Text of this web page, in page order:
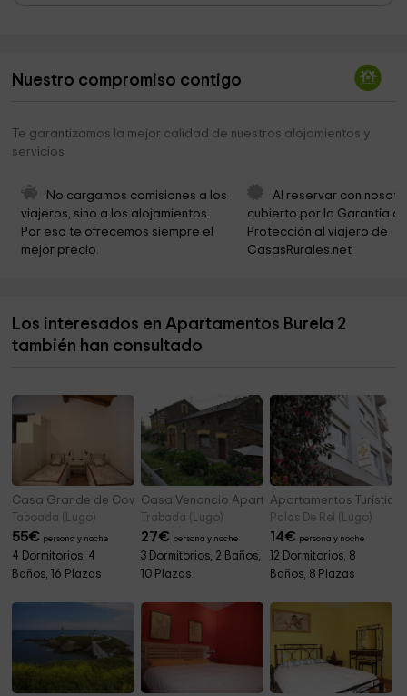
Parroquial de S. Román de Vilaestrofe 3,2 km
Paseo Dos Namorados
Casa da Administración
Museo Histórico De Sargadelos
Iglesia Cervo 4,1 km
Ayto. Cervo 4,2 km
Nuestro compromiso contigo
Te garantizamos la mejor calidad de nuestros alojamientos y
servicios
No cargamos comisiones a los
viajeros, sino a los alojamientos.
Por eso te ofrecemos siempre el
mejor precio.
Al reservar con
cubierto por la Garantía
Protección al viajero de
CasasRurales.net
Los interesados en Apartamentos Burela 2
también han consultado
Casa Grande de Covas - Apartamentos
Taboada (Lugo)
55€ persona y noche
4 Dormitorios, 4
Baños, 16 Plazas
Casa Venancio Apartamentos
Trabada (Lugo)
27€ persona y noche
3 Dormitorios, 2 Baños,
10 Plazas
Apartamentos
Palas De Rei (Lugo)
14€ persona y noche
12 Dormitorios, 8
Baños, 8 Plazas